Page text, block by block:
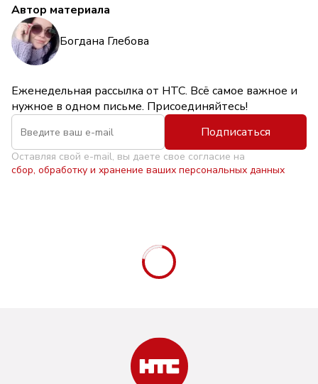
Автор материала
Богдана Глебова
Еженедельная рассылка от НТС. Всё самое важное и
нужное в одном письме. Присоединяйтесь!
Подписаться
Оставляя свой e-mail, вы даете свое согласие на
сбор, обработку и хранение ваших персональных данных